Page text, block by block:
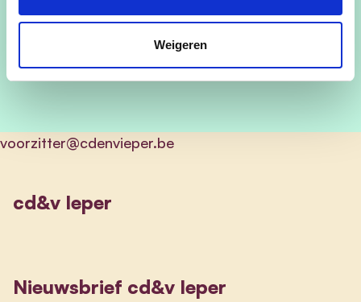
Weigeren
voorzitter@cdenvieper.be
cd&v Ieper
Nieuwsbrief cd&v Ieper